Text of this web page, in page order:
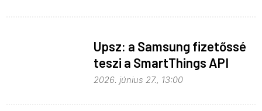
Upsz: a Samsung fizetőssé
teszi a SmartThings API
hozzáférést
2026. június 27., 13:00